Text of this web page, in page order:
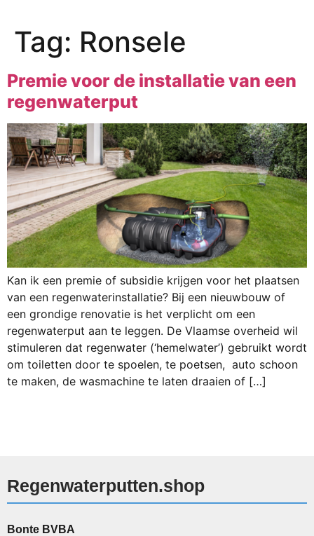
Tag: Ronsele
Premie voor de installatie van een
regenwaterput
Kan ik een premie of subsidie krijgen voor het plaatsen
van een regenwaterinstallatie? Bij een nieuwbouw of
een grondige renovatie is het verplicht om een
regenwaterput aan te leggen. De Vlaamse overheid wil
stimuleren dat regenwater (‘hemelwater’) gebruikt wordt
om toiletten door te spoelen, te poetsen, auto schoon
te maken, de wasmachine te laten draaien of […]
Regenwaterputten.shop
Bonte BVBA